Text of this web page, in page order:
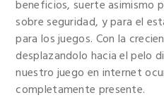
beneficios, suerte asimismo
sobre seguridad, y para el
para los juegos. Con la
desplazandolo hacia el pelo
nuestro juego en internet
completamente presente.